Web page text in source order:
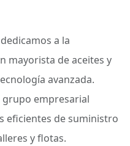
a la
mayorista de aceites y
avanzada.
empresarial
eficientes de suministro
y flotas.